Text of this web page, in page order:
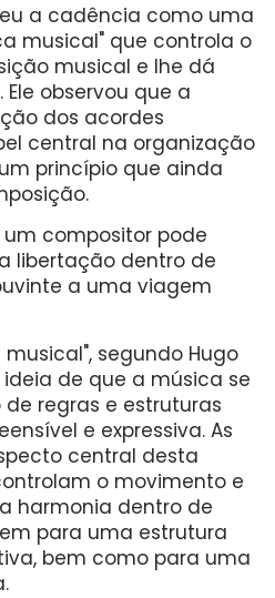
a cadência como uma
musical" que controla o
musical e lhe dá
observou que a
dos acordes
central na organização
princípio que ainda
compositor pode
libertação dentro de
a uma viagem
segundo Hugo
de que a música se
regras e estruturas
e expressiva. As
central desta
o movimento e
harmonia dentro de
para uma estrutura
bem como para uma